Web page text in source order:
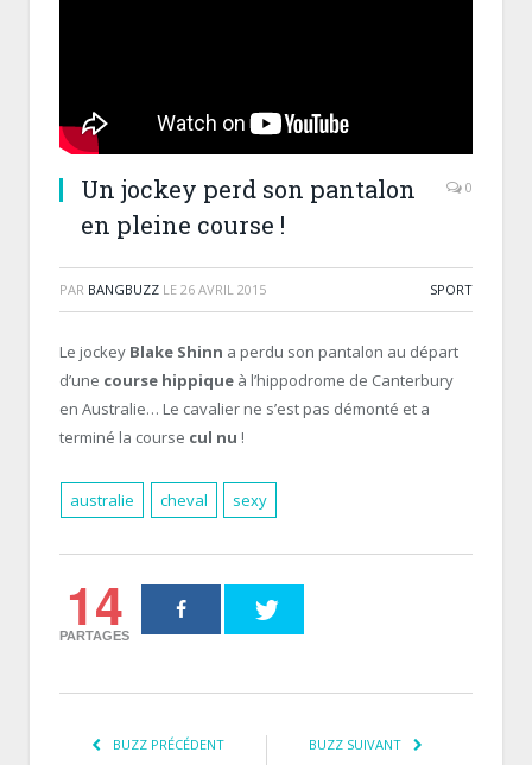
Un jockey perd son pantalon
en pleine course !
0
PAR BANGBUZZ LE 26 AVRIL 2015 SPORT
Le jockey Blake Shinn a perdu son pantalon au départ
d’une course hippique à l’hippodrome de Canterbury
en Australie… Le cavalier ne s’est pas démonté et a
terminé la course cul nu !
australie cheval sexy
14
PARTAGES
BUZZ PRÉCÉDENT BUZZ SUIVANT